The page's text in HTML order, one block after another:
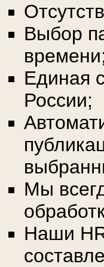
Выбор
времени;
Единая
России;
Мы
Наши